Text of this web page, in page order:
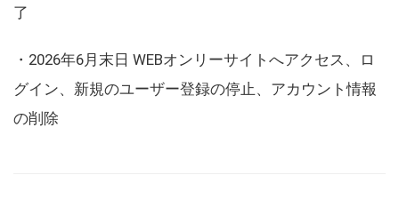
了
・2026年6月末日 WEBオンリーサイトへアクセス、ロ
グイン、新規のユーザー登録の停止、アカウント情報
の削除